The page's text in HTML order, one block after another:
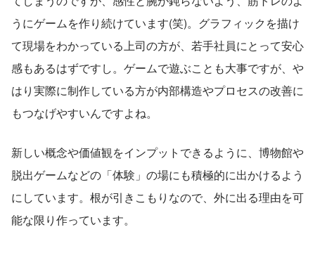
うにゲームを作り続けています(笑)。グラフィックを描け
て現場をわかっている上司の方が、若手社員にとって安心
感もあるはずですし。ゲームで遊ぶことも大事ですが、や
はり実際に制作している方が内部構造やプロセスの改善に
もつなげやすいんですよね。
新しい概念や価値観をインプットできるように、博物館や
脱出ゲームなどの「体験」の場にも積極的に出かけるよう
にしています。根が引きこもりなので、外に出る理由を可
能な限り作っています。